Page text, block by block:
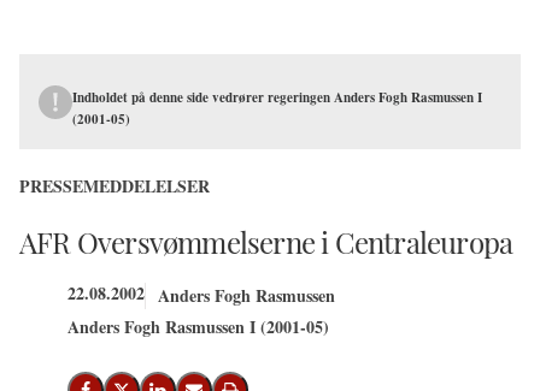
Indholdet på denne side vedrører regeringen Anders Fogh Rasmussen I
(2001-05)
PRESSEMEDDELELSER
AFR Oversvømmelserne i Centraleuropa
22.08.2002 Anders Fogh Rasmussen
Anders Fogh Rasmussen I (2001-05)